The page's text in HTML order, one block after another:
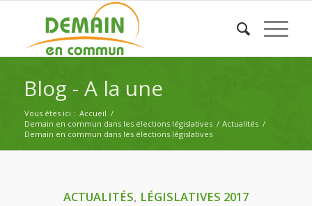
Blog - A la une
Vous êtes ici : Accueil /
Demain en commun dans les élections législatives / Actualités /
Demain en commun dans les élections législatives
ACTUALITÉS, LÉGISLATIVES 2017